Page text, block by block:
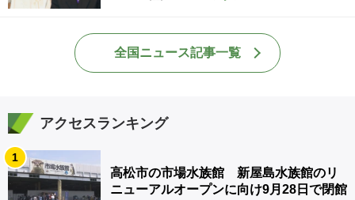
全国ニュース記事一覧
アクセスランキング
1
高松市の市場水族館 新屋島水族館のリ
ニューアルオープンに向け9月28日で閉館